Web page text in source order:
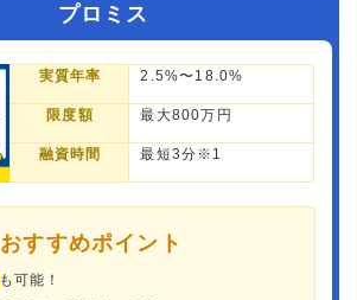
プロミス
実質年率 2.5%〜18.0%
限度額 最大800万円
融資時間 最短3分※1
おすすめポイント
も可能！